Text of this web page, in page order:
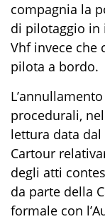
compagnia la
di pilotaggio in
Vhf invece che
pilota a bordo.
procedurali,
lettura data
Cartour
degli atti
da parte della
formale con